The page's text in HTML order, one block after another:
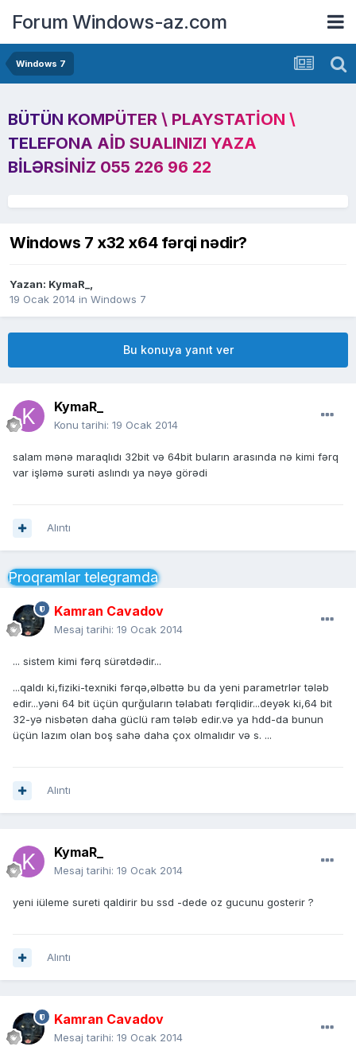
Forum Windows-az.com
Windows 7
BÜTÜN KOMPÜTER \ PLAYSTATION \
TELEFONA AID SUALINIZI YAZA
BILƏRSINIZ 055 226 96 22
Windows 7 x32 x64 fərqi nədir?
Yazan: KymaR_,
19 Ocak 2014 in Windows 7
Bu konuya yanıt ver
KymaR_
Konu tarihi: 19 Ocak 2014
salam mənə maraqlıdı 32bit və 64bit buların arasında nə kimi fərq
var işləmə surəti aslındı ya nəyə görədi
Alıntı
Proqramlar telegramda
Kamran Cavadov
Mesaj tarihi: 19 Ocak 2014
... sistem kimi fərq sürətdədir...
...qaldı ki,fiziki-texniki fərqə,əlbəttə bu da yeni parametrlər tələb
edir...yəni 64 bit üçün qurğuların təlabatı fərqlidir...deyək ki,64 bit
32-yə nisbətən daha güclü ram tələb edir.və ya hdd-da bunun
üçün lazım olan boş sahə daha çox olmalıdır və s. ...
Alıntı
KymaR_
Mesaj tarihi: 19 Ocak 2014
yeni iüleme sureti qaldirir bu ssd -dede oz gucunu gosterir ?
Alıntı
Kamran Cavadov
Mesaj tarihi: 19 Ocak 2014